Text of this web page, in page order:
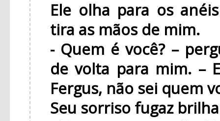
Ele olha para os
tira as mãos de mim.
- Quem é você? –
de volta para mim. –
Fergus, não sei quem
Seu sorriso fugaz